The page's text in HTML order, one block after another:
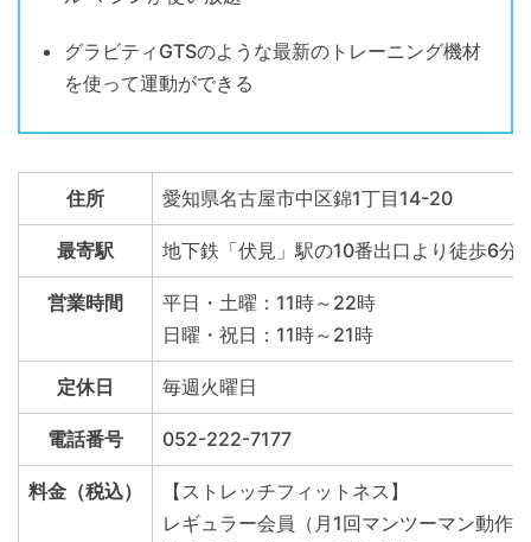
グラビティGTSのような最新のトレーニング機材
を使って運動ができる
住所 愛知県名古屋市中区錦1丁目14-20
最寄駅 地下鉄「伏見」駅の10番出口より徒歩6分
営業時間
平日・土曜：11時～22時
日曜・祝日：11時～21時
定休日 毎週火曜日
電話番号 052-222-7177
料金（税込）
【ストレッチフィットネス】
レギュラー会員（月1回マンツーマン動作